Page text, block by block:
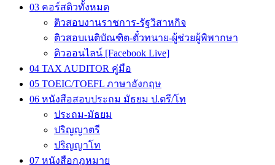
03 คอร์สติวทั้งหมด
ติวสอบงานราชการ-รัฐวิสาหกิจ
ติวสอบเนติบัณฑิต-ตั๋วทนาย-ผู้ช่วยผู้พิพากษา
ติวออนไลน์ [Facebook Live]
04 TAX AUDITOR คู่มือ
05 TOEIC/TOEFL ภาษาอังกฤษ
06 หนังสือสอบประถม มัธยม ป.ตรี/โท
ประถม-มัธยม
ปริญญาตรี
ปริญญาโท
07 หนังสือกฎหมาย